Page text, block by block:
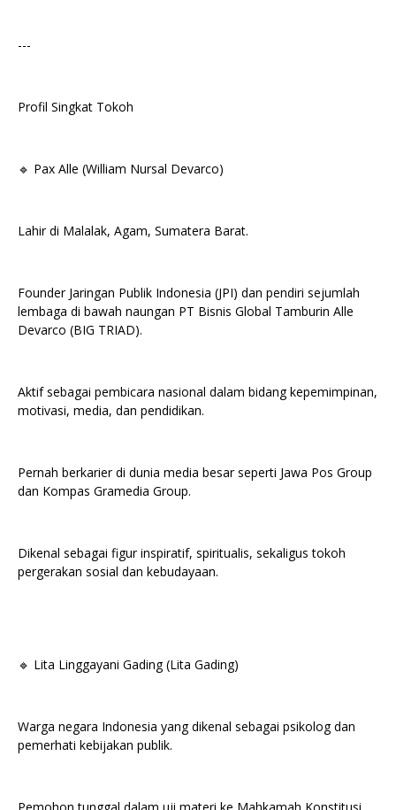
---
Profil Singkat Tokoh
🔹 Pax Alle (William Nursal Devarco)
Lahir di Malalak, Agam, Sumatera Barat.
Founder Jaringan Publik Indonesia (JPI) dan pendiri sejumlah
lembaga di bawah naungan PT Bisnis Global Tamburin Alle
Devarco (BIG TRIAD).
Aktif sebagai pembicara nasional dalam bidang kepemimpinan,
motivasi, media, dan pendidikan.
Pernah berkarier di dunia media besar seperti Jawa Pos Group
dan Kompas Gramedia Group.
Dikenal sebagai figur inspiratif, spiritualis, sekaligus tokoh
pergerakan sosial dan kebudayaan.
🔹 Lita Linggayani Gading (Lita Gading)
Warga negara Indonesia yang dikenal sebagai psikolog dan
pemerhati kebijakan publik.